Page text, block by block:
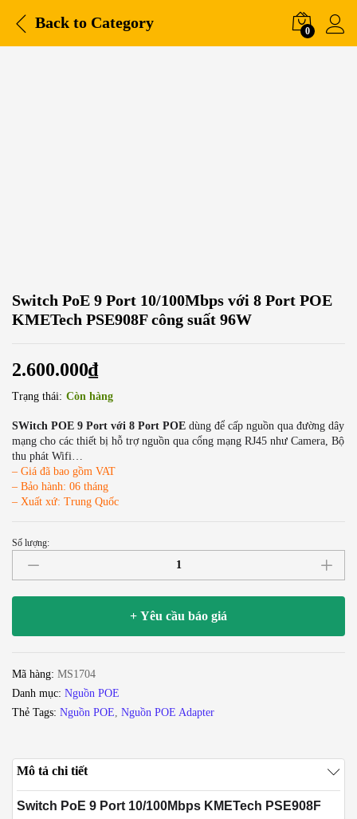
Back to Category 0
Switch PoE 9 Port 10/100Mbps với 8 Port POE
KMETech PSE908F công suất 96W
2.600.000₫
Trạng thái: Còn hàng
SWitch POE 9 Port với 8 Port POE dùng để cấp nguồn qua đường dây
mạng cho các thiết bị hỗ trợ nguồn qua cổng mạng RJ45 như Camera, Bộ
thu phát Wifi…
– Giá đã bao gồm VAT
– Bảo hành: 06 tháng
– Xuất xứ: Trung Quốc
Switch
PoE
Port
POE
KMETech
công
suất
Số lượng:
+ Yêu cầu báo giá
Mã hàng: MS1704
Danh mục: Nguồn POE
Thẻ Tags: Nguồn POE Nguồn POE Adapter
Mô tả chi tiết
Switch PoE 9 Port 10/100Mbps KMETech PSE908F